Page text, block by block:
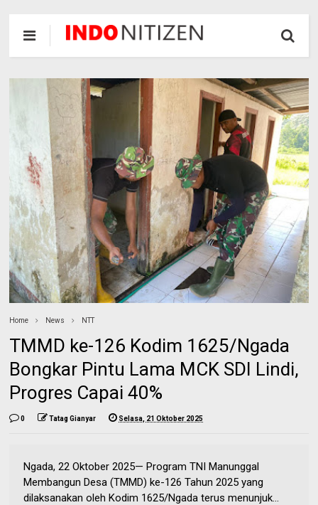
Home News NTT
TMMD ke-126 Kodim 1625/Ngada
Bongkar Pintu Lama MCK SDI Lindi,
Progres Capai 40%
0 Tatag Gianyar Selasa, 21 Oktober 2025
Ngada, 22 Oktober 2025— Program TNI Manunggal
Membangun Desa (TMMD) ke-126 Tahun 2025 yang
dilaksanakan oleh Kodim 1625/Ngada terus menunjuk...